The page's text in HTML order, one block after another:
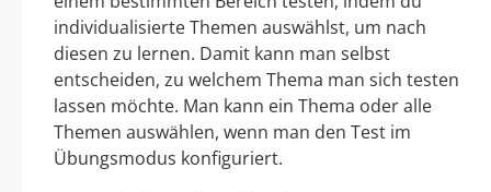
individualisierte Themen auswählst, um nach
diesen zu lernen. Damit kann man selbst
entscheiden, zu welchem Thema man sich testen
lassen möchte. Man kann ein Thema oder alle
Themen auswählen, wenn man den Test im
Übungsmodus konfiguriert.